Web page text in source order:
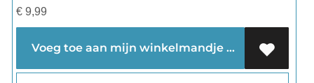
€9,99
Voeg toe aan mijn winkelmandje